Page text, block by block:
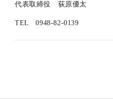
代表取締役 荻原優太
TEL 0948-82-0139